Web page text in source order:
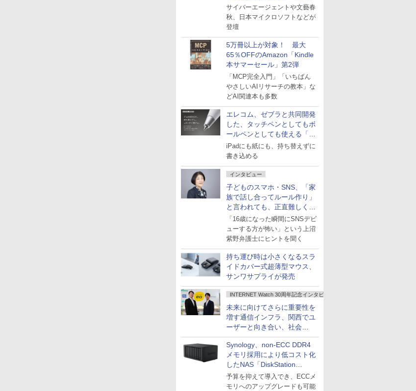
27日にオンライン開催
サイバーエージェントや文藝春
秋、日本マイクロソフトなどが
登壇
5万冊以上が対象！ 最大
65％OFFのAmazon「Kindle
本サマーセール」第2弾
「MCP完全入門」「いちばん
やさしいAIリサーチの教本」な
どAI関連本も多数
エレコム、ゼブラと共同開発
した、タッチペンとしてもボ
ールペンとしても使える「ス
タイラスツーウェイ」発売
iPadにも紙にも、持ち替えずに
書き込める
インタビュー
子どものスマホ・SNS、「家
族で話し合ってルール作り」
と言われても、正直難しくな
いですか？
「16歳になった瞬間にSNSデビ
ューする方が怖い」という上沼
紫野弁護士にヒントを聞く
持ち運び時は小さくなるスラ
イドカバー式超薄型マウス、
サンワサプライが発売
INTERNET Watch 30周年記念インタビュー
未来に向けてさらに重要性を
増す通信インフラ、関西でユ
ーザーと向き合い、社会
の“あたらしい”を起動し続け
る～オプテージ
Synology、non-ECC DDR4
メモリ採用により低コスト化
したNAS「DiskStation
neo+」シリーズ
予算を抑えて導入でき、ECCメ
モリへのアップグレードも可能